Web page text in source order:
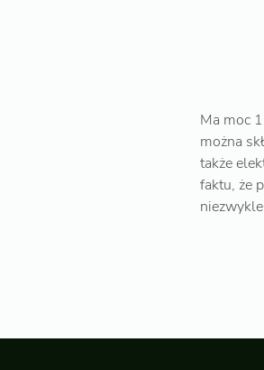
Ma moc
można
także
faktu, że